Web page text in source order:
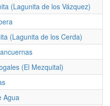
(Lagunita de los Vázquez)
(Lagunita de los Cerda)
(El Mezquital)
Agua